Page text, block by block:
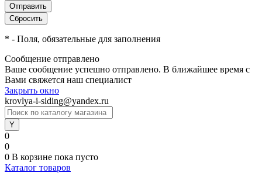
* - Поля, обязательные для заполнения
Сообщение отправлено
Ваше сообщение успешно отправлено. В ближайшее время с
Вами свяжется наш специалист
Закрыть окно
krovlya-i-siding@yandex.ru
0
0
0 В корзине пока пусто
Каталог товаров